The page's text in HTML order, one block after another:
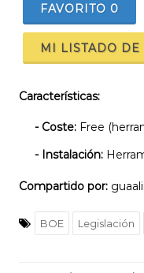
FAVORITO 0
MI LISTADO DE
Características:
- Coste: Free
- Instalación:
Compartido por:
BOE Legislación